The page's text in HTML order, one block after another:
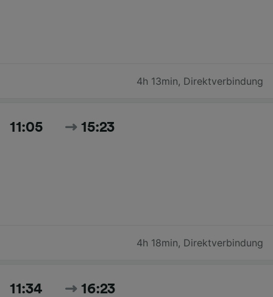
4h 13min, Direktverbindung
11:05 15:23
4h 18min, Direktverbindung
11:34 16:23